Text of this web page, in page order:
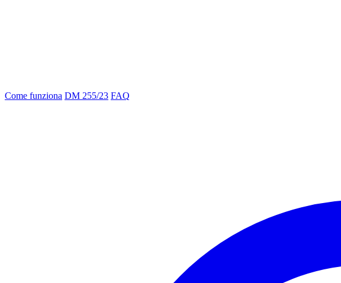
Come funziona DM 255/23 FAQ